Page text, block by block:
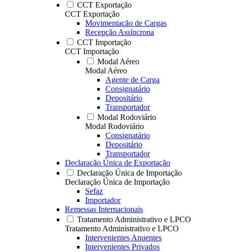
CCT Exportação
CCT Exportação
Movimentação de Cargas
Recepção Assíncrona
CCT Importação
CCT Importação
Modal Aéreo
Modal Aéreo
Agente de Carga
Consignatário
Depositário
Transportador
Modal Rodoviário
Modal Rodoviário
Consignatário
Depositário
Transportador
Declaração Única de Exportação
Declaração Única de Importação
Declaração Única de Importação
Sefaz
Importador
Remessas Internacionais
Tratamento Administrativo e LPCO
Tratamento Administrativo e LPCO
Intervenientes Anuentes
Intervenientes Privados